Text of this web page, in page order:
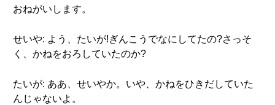
おねがいします。
せいや: よう、たいが!ぎんこうでなにしてたの?さっそ
く、かねをおろしていたのか?
たいが: ああ、せいやか。いや、かねをひきだしていた
んじゃないよ。